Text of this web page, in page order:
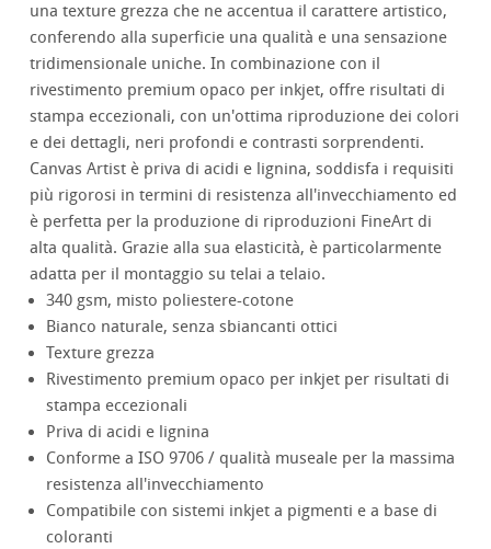
una texture grezza che ne accentua il carattere artistico,
conferendo alla superficie una qualità e una sensazione
tridimensionale uniche. In combinazione con il
rivestimento premium opaco per inkjet, offre risultati di
stampa eccezionali, con un'ottima riproduzione dei colori
e dei dettagli, neri profondi e contrasti sorprendenti.
Canvas Artist è priva di acidi e lignina, soddisfa i requisiti
più rigorosi in termini di resistenza all'invecchiamento ed
è perfetta per la produzione di riproduzioni FineArt di
alta qualità. Grazie alla sua elasticità, è particolarmente
adatta per il montaggio su telai a telaio.
340 gsm, misto poliestere-cotone
Bianco naturale, senza sbiancanti ottici
Texture grezza
Rivestimento premium opaco per inkjet per risultati di
stampa eccezionali
Priva di acidi e lignina
Conforme a ISO 9706 / qualità museale per la massima
resistenza all'invecchiamento
Compatibile con sistemi inkjet a pigmenti e a base di
coloranti